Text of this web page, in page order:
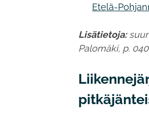
Etelä-
Lisätietoja:
Palomäki, p.